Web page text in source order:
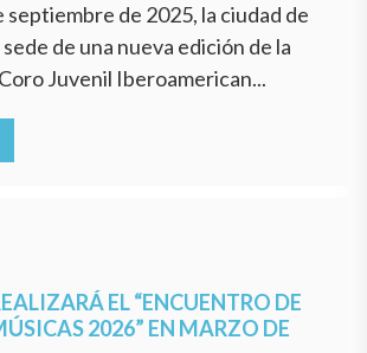
septiembre de 2025, la ciudad de
de una nueva edición de la
Juvenil Iberoamerican...
EL “ENCUENTRO DE
2026” EN MARZO DE